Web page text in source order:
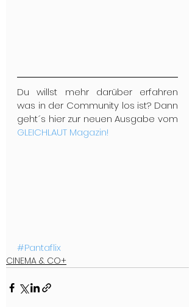
Du willst mehr darüber erfahren
was in der Community los ist? Dann
GLEICHLAUT Magazin!
#Pantaflix
CINEMA & CO+